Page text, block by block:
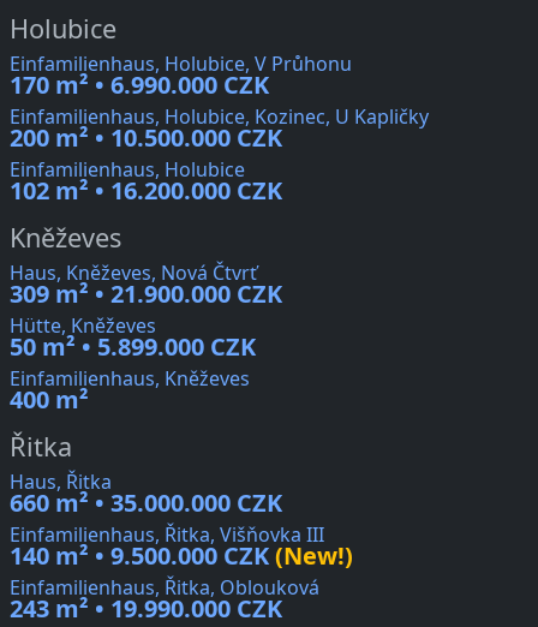
Holubice
Einfamilienhaus, Holubice, V Průhonu
170 m² • 6.990.000 CZK
Einfamilienhaus, Holubice, Kozinec, U Kapličky
200 m² • 10.500.000 CZK
Einfamilienhaus, Holubice
102 m² • 16.200.000 CZK
Kněževes
Haus, Kněževes, Nová Čtvrť
309 m² • 21.900.000 CZK
Hütte, Kněževes
50 m² • 5.899.000 CZK
Einfamilienhaus, Kněževes
400 m²
Řitka
Haus, Řitka
660 m² • 35.000.000 CZK
Einfamilienhaus, Řitka, Višňovka III
140 m² • 9.500.000 CZK(New!)
Einfamilienhaus, Řitka, Oblouková
243 m² • 19.990.000 CZK